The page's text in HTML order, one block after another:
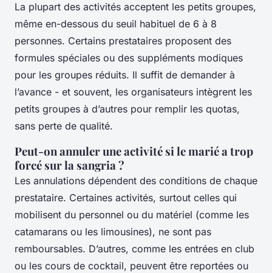
La plupart des activités acceptent les petits groupes,
même en-dessous du seuil habituel de 6 à 8
personnes. Certains prestataires proposent des
formules spéciales ou des suppléments modiques
pour les groupes réduits. Il suffit de demander à
l’avance - et souvent, les organisateurs intègrent les
petits groupes à d’autres pour remplir les quotas,
sans perte de qualité.
Peut-on annuler une activité si le marié a trop
forcé sur la sangria ?
Les annulations dépendent des conditions de chaque
prestataire. Certaines activités, surtout celles qui
mobilisent du personnel ou du matériel (comme les
catamarans ou les limousines), ne sont pas
remboursables. D’autres, comme les entrées en club
ou les cours de cocktail, peuvent être reportées ou